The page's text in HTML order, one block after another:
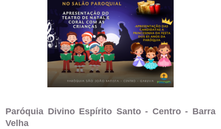
Paróquia Divino Espírito Santo - Centro - Barra
Velha